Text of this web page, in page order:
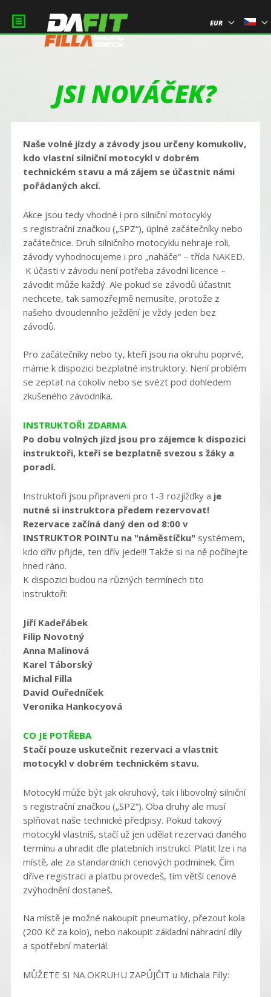
JSI NOVÁČEK?
Naše volné jízdy a závody jsou určeny komukoliv,
kdo vlastní silniční motocykl v dobrém
technickém stavu a má zájem se účastnit námi
pořádaných akcí.
Akce jsou tedy vhodné i pro silniční motocykly
s registrační značkou („SPZ“), úplné začátečníky nebo
začátečnice. Druh silničního motocyklu nehraje roli,
závody vyhodnocujeme i pro „naháče“ – třída NAKED.
K účasti v závodu není potřeba závodní licence –
závodit může každý. Ale pokud se závodů účastnit
nechcete, tak samozřejmě nemusíte, protože z
našeho dvoudenního ježdění je vždy jeden bez
závodů.
Pro začátečníky nebo ty, kteří jsou na okruhu poprvé,
máme k dispozici bezplatné instruktory. Není problém
se zeptat na cokoliv nebo se svézt pod dohledem
zkušeného závodníka.
INSTRUKTOŘI ZDARMA
Po dobu volných jízd jsou pro zájemce k dispozici
instruktoři, kteří se bezplatně svezou s žáky a
poradí.
Instruktoři jsou připraveni pro 1-3 rozjížďky a je
nutné si instruktora předem rezervovat!
Rezervace začíná daný den od 8:00 v
INSTRUKTOR POINTu na "náměstíčku" systémem,
kdo dřív přijde, ten dřív jede!!! Takže si na ně počíhejte
hned ráno.
K dispozici budou na různých termínech tito
instruktoři:
Jiří Kadeřábek
Filip Novotný
Anna Malinová
Karel Táborský
Michal Filla
David Ouředníček
Veronika Hankocyová
CO JE POTŘEBA
Stačí pouze uskutečnit rezervaci a vlastnit
motocykl v dobrém technickém stavu.
Motocykl může být jak okruhový, tak i libovolný silniční
s registrační značkou („SPZ“). Oba druhy ale musí
splňovat naše technické předpisy. Pokud takový
motocykl vlastníš, stačí už jen udělat rezervaci daného
termínu a uhradit dle platebních instrukcí. Platit lze i na
místě, ale za standardních cenových podmínek. Čím
dříve registraci a platbu provedeš, tím větší cenové
zvýhodnění dostaneš.
Na místě je možné nakoupit pneumatiky, přezout kola
(200 Kč za kolo), nebo nakoupit základní náhradní díly
a spotřební materiál.
MŮŽETE SI NA OKRUHU ZAPŮJČIT u Michala Filly:
EUR